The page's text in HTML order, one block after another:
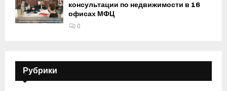
консультации по недвижимости в 16
офисах МФЦ
0
Рубрики